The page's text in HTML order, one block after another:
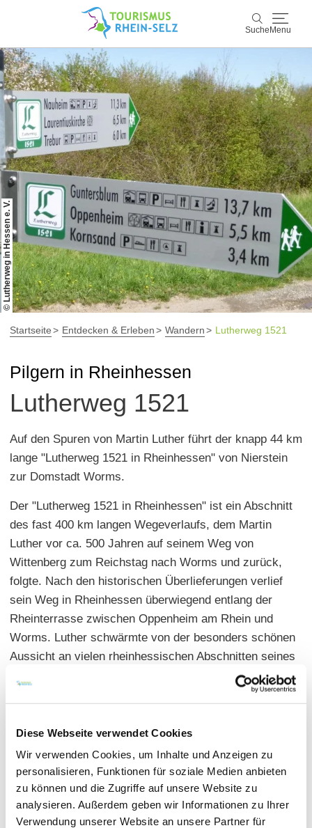
Diese Webseite verwendet Cookies
Wir verwenden Cookies, um Inhalte und Anzeigen zu
personalisieren, Funktionen für soziale Medien anbieten
zu können und die Zugriffe auf unsere Website zu
analysieren. Außerdem geben wir Informationen zu Ihrer
Verwendung unserer Website an unsere Partner für
Suche Menu
Suche
Rhein-Selz
Entdecken & Erleben
Wein & Genuss
Kultur & Events
Buchen & Service
© Lutherweg in Hessen e. V.
Startseite Entdecken & Erleben Wandern Lutherweg 1521
Pilgern in Rheinhessen
Lutherweg 1521
Auf den Spuren von Martin Luther führt der knapp 44 km
lange "Lutherweg 1521 in Rheinhessen" von Nierstein
zur Domstadt Worms.
Der "Lutherweg 1521 in Rheinhessen" ist ein Abschnitt
des fast 400 km langen Wegeverlaufs, dem Martin
Luther vor ca. 500 Jahren auf seinem Weg von
Wittenberg zum Reichstag nach Worms und zurück,
folgte. Nach den historischen Überlieferungen verlief
sein Weg in Rheinhessen überwiegend entlang der
Rheinterrasse zwischen Oppenheim am Rhein und
Worms. Luther schwärmte von der besonders schönen
Aussicht an vielen rheinhessischen Abschnitten seines
Weges und war begeistert von der Vielzahl der
Weinberge. Auf dem Lutherweg können Sie in die
- trotz allem - beschwerlichen Weg Martin Luthers
erlebbar werden lassen.
Informationen über den gesamten Lutherweg 1521 von
Eisenach bis Worms finden Sie hier